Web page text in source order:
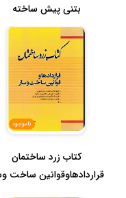
بتنی پیش ساخته
ناموجود
کتاب زرد ساختمان
قراردادهاوقوانین ساخت